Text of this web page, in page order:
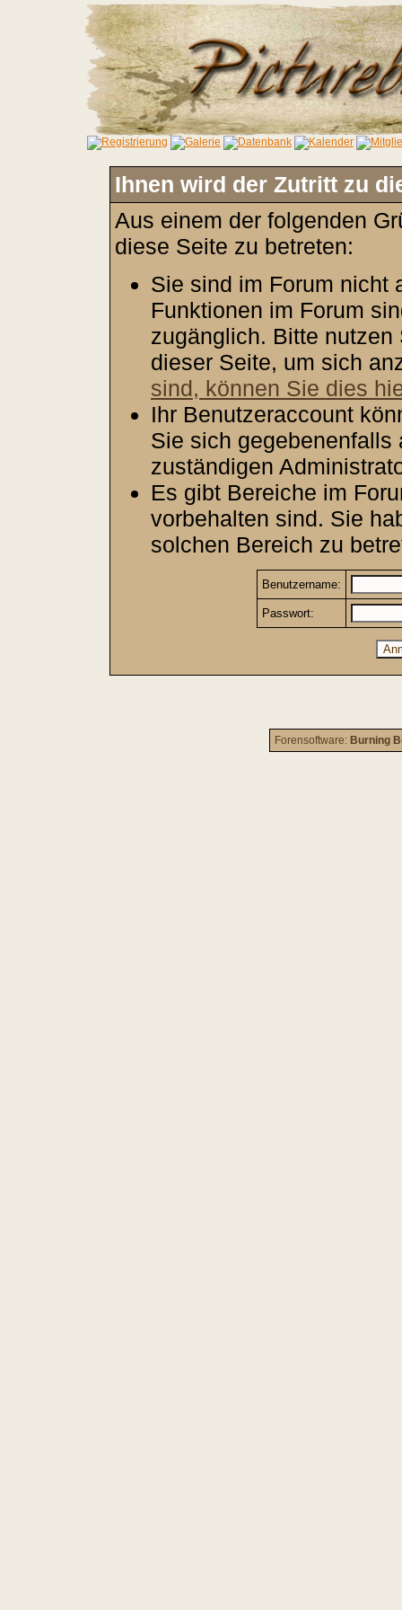
Ihnen wird der Zutritt zu
Aus einem der folgenden
diese Seite zu betreten:
Sie sind im Forum nicht
Funktionen im Forum
zugänglich. Bitte
dieser Seite, um sich
sind, können Sie dies
Ihr Benutzeraccount
Sie sich gegebenenfalls
zuständigen
Es gibt Bereiche im
vorbehalten sind. Sie
solchen Bereich zu
Benutzername:
Passwort:
Forensoftware: Burning